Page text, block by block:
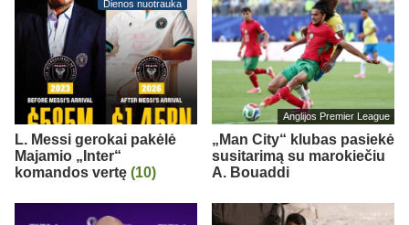
Dienos nuotrauka
L. Messi gerokai pakėlė
Majamio „Inter“
komandos vertę (10)
Anglijos Premier League
„Man City“ klubas pasiekė
susitarimą su marokiečiu
A. Bouaddi